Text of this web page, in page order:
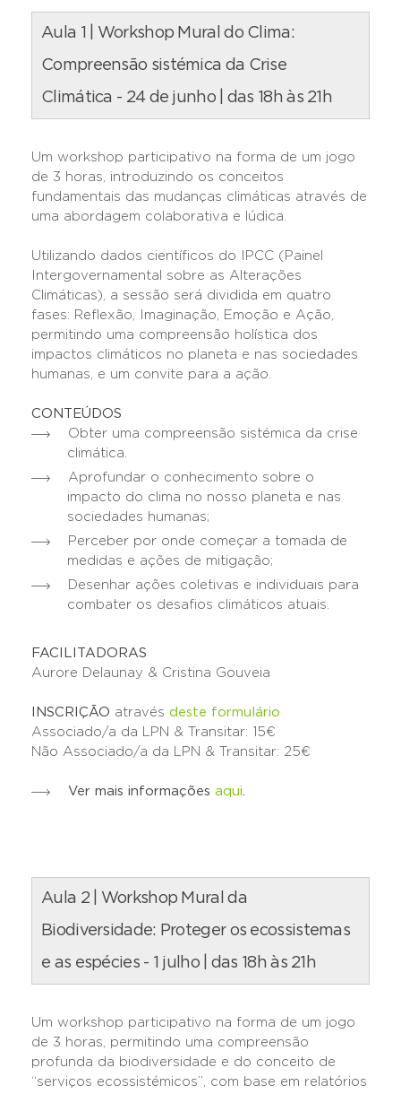
Aula 1 | Workshop Mural do Clima:
Compreensão sistémica da Crise
Climática - 24 de junho | das 18h às 21h
Um workshop participativo na forma de um jogo
de 3 horas, introduzindo os conceitos
fundamentais das mudanças climáticas através de
uma abordagem colaborativa e lúdica.
Utilizando dados científicos do IPCC (Painel
Intergovernamental sobre as Alterações
Climáticas), a sessão será dividida em quatro
fases: Reflexão, Imaginação, Emoção e Ação,
permitindo uma compreensão holística dos
impactos climáticos no planeta e nas sociedades
humanas, e um convite para a ação.
CONTEÚDOS
Obter uma compreensão sistémica da crise
climática.
Aprofundar o conhecimento sobre o
impacto do clima no nosso planeta e nas
sociedades humanas;
Perceber por onde começar a tomada de
medidas e ações de mitigação;
Desenhar ações coletivas e individuais para
combater os desafios climáticos atuais.
FACILITADORAS
Aurore Delaunay & Cristina Gouveia
INSCRIÇÃO através deste formulário
Associado/a da LPN & Transitar: 15€
Não Associado/a da LPN & Transitar: 25€
Ver mais informações aqui.
Aula 2 | Workshop Mural da
Biodiversidade: Proteger os ecossistemas
e as espécies - 1 julho
| das 18h às 21h
Um workshop participativo na forma de um jogo
de 3 horas, permitindo uma compreensão
profunda da biodiversidade e do conceito de
“serviços ecossistémicos”, com base em relatórios